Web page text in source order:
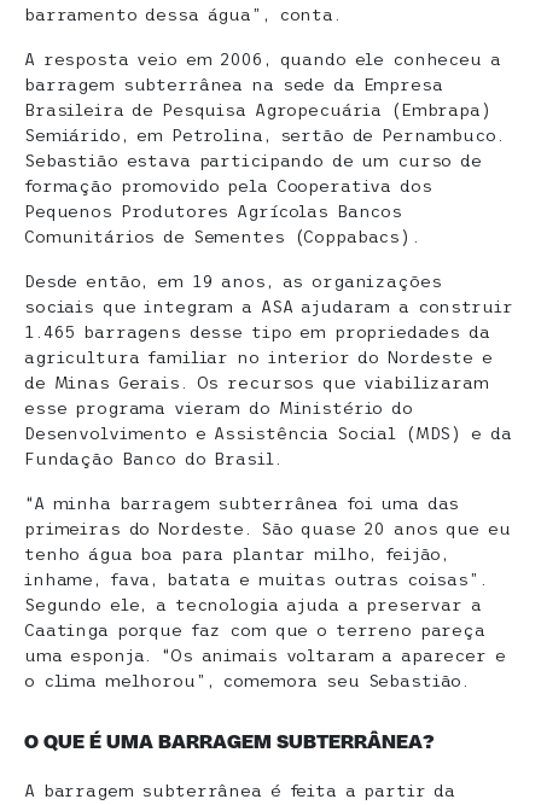
barramento dessa água”, conta.
A resposta veio em 2006, quando ele conheceu a
barragem subterrânea na sede da Empresa
Brasileira de Pesquisa Agropecuária (Embrapa)
Semiárido, em Petrolina, sertão de Pernambuco.
Sebastião estava participando de um curso de
formação promovido pela Cooperativa dos
Pequenos Produtores Agrícolas Bancos
Comunitários de Sementes (Coppabacs).
Desde então, em 19 anos, as organizações
sociais que integram a ASA ajudaram a construir
1.465 barragens desse tipo em propriedades da
agricultura familiar no interior do Nordeste e
de Minas Gerais. Os recursos que viabilizaram
esse programa vieram do Ministério do
Desenvolvimento e Assistência Social (MDS) e da
Fundação Banco do Brasil.
“A minha barragem subterrânea foi uma das
primeiras do Nordeste. São quase 20 anos que eu
tenho água boa para plantar milho, feijão,
inhame, fava, batata e muitas outras coisas”.
Segundo ele, a tecnologia ajuda a preservar a
Caatinga porque faz com que o terreno pareça
uma esponja. “Os animais voltaram a aparecer e
o clima melhorou”, comemora seu Sebastião.
O QUE É UMA BARRAGEM SUBTERRÂNEA?
A barragem subterrânea é feita a partir da